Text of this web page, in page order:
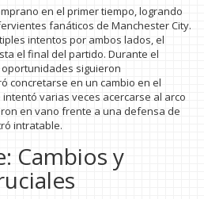
en el primer tiempo, logrando
fanáticos de Manchester City.
intentos por ambos lados, el
el final del partido. Durante el
siguieron
concretarse en un cambio en el
varias veces acercarse al arco
en vano frente a una defensa de
intratable.
Cambios y